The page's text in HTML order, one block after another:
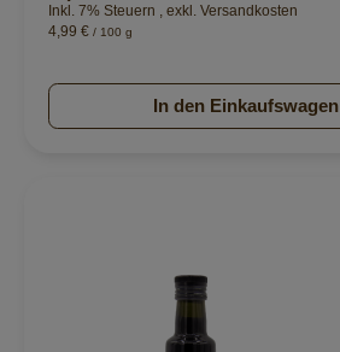
Inkl. 7% Steuern exkl. Versandkosten
4,99 € / 100 g
In den Einkaufswagen